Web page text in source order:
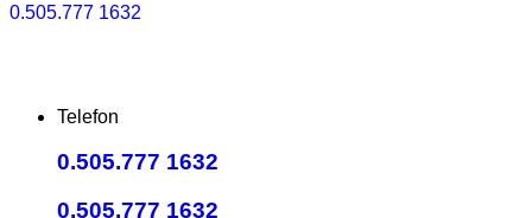
0.505.777 1632
Telefon
0.505.777 1632
0.505.777 1632